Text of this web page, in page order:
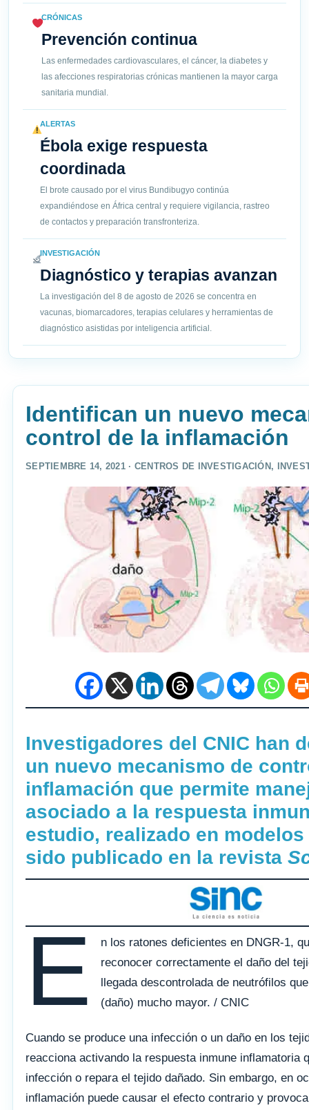
CRÓNICAS
Prevención continua
Las enfermedades cardiovasculares, el cáncer, la diabetes y
las afecciones respiratorias crónicas mantienen la mayor carga
sanitaria mundial.
ALERTAS
Ébola exige respuesta
coordinada
El brote causado por el virus Bundibugyo continúa
expandiéndose en África central y requiere vigilancia, rastreo
de contactos y preparación transfronteriza.
INVESTIGACIÓN
Diagnóstico y terapias avanzan
La investigación del 8 de agosto de 2026 se concentra en
vacunas, biomarcadores, terapias celulares y herramientas de
diagnóstico asistidas por inteligencia artificial.
Identifican un nuevo
control de la inflamación
SEPTIEMBRE 14, 2021 · CENTROS DE INVESTIGACIÓN ,
Investigadores del CNIC han
un nuevo mecanismo de
inflamación que permite
asociado a la respuesta
estudio, realizado en
sido publicado en la revista
E
n los ratones deficientes en DNGR-1,
reconocer correctamente el daño del
llegada descontrolada de neutrófilos
(daño) mucho mayor. / CNIC
Cuando se produce una infección o un daño en los
reacciona activando la respuesta inmune inflamatoria
infección o repara el tejido dañado. Sin embargo, en
inflamación puede causar el efecto contrario y